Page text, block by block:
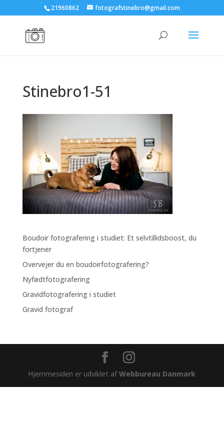
21960862 fotografstinebro@gmail.com
Stinebro1-51
Boudoir fotografering i studiet: Et selvtillidsboost, du
fortjener
Overvejer du en boudoirfotografering?
Nyfødtfotografering
Gravidfotografering i studiet
Gravid fotograf
Hjemmesiden er udviklet afWebbureau Danmark